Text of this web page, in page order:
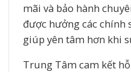
mãi và bảo hành
được hưởng các chính
giúp yên tâm hơn khi
Trung Tâm cam kết